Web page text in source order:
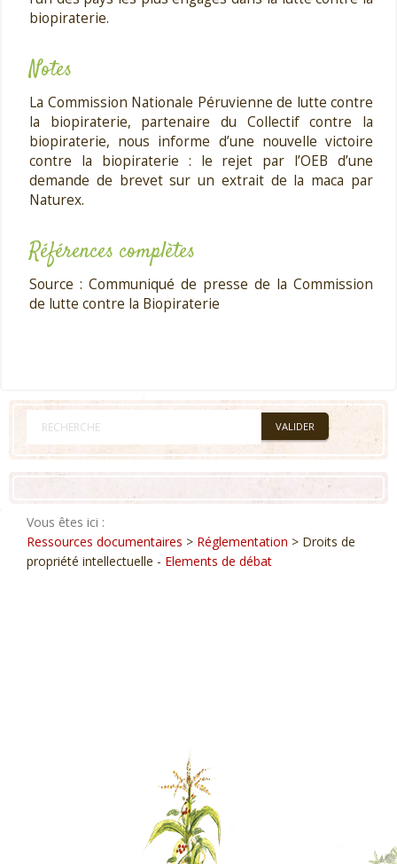
biopiraterie.
Notes
La Commission Nationale Péruvienne de lutte contre
la biopiraterie, partenaire du Collectif contre la
biopiraterie, nous informe d’une nouvelle victoire
contre la biopiraterie : le rejet par l’OEB d’une
demande de brevet sur un extrait de la maca par
Naturex.
Références complètes
Source : Communiqué de presse de la Commission
de lutte contre la Biopiraterie
Vous êtes ici :
Ressources documentaires > Réglementation > Droits de
propriété intellectuelle - Elements de débat